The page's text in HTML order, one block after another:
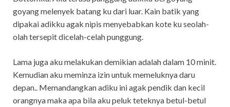
goyang melenyek batang ku dari luar. Kain batik yang
dipakai adikku agak nipis menyebabkan kote ku seolah-
olah tersepit dicelah-celah punggung.
Lama juga aku melakukan demikian adalah dalam 10 minit.
Kemudian aku meminza izin untuk memeluknya daru
depan.. Memandangkan adiku ini agak pendik dan kecil
orangnya maka apa bila aku peluk teteknya betul-betul